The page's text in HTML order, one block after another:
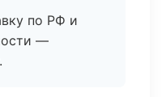
по РФ и
—